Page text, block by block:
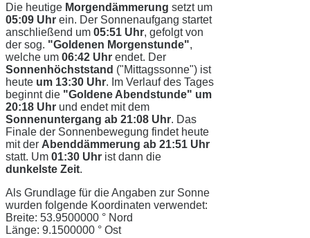
Die heutige Morgendämmerung setzt um
05:09 Uhr ein. Der Sonnenaufgang startet
anschließend um 05:51 Uhr, gefolgt von
der sog. "Goldenen Morgenstunde",
welche um 06:42 Uhr endet. Der
Sonnenhöchststand ("Mittagssonne") ist
heute um 13:30 Uhr. Im Verlauf des Tages
beginnt die "Goldene Abendstunde" um
20:18 Uhr und endet mit dem
Sonnenuntergang ab 21:08 Uhr. Das
Finale der Sonnenbewegung findet heute
mit der Abenddämmerung ab 21:51 Uhr
statt. Um 01:30 Uhr ist dann die
dunkelste Zeit.
Als Grundlage für die Angaben zur Sonne
wurden folgende Koordinaten verwendet:
Breite: 53.9500000 ° Nord
Länge: 9.1500000 ° Ost